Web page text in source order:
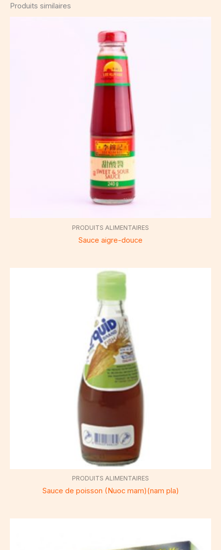
Produits similaires
PRODUITS ALIMENTAIRES
Sauce aigre-douce
PRODUITS ALIMENTAIRES
Sauce de poisson (Nuoc mam)(nam pla)